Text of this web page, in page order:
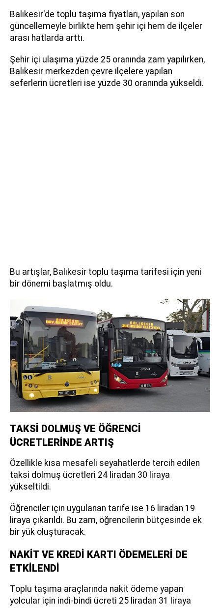
Balıkesir'de toplu taşıma fiyatları, yapılan son
güncellemeyle birlikte hem şehir içi hem de ilçeler
arası hatlarda arttı.
Şehir içi ulaşıma yüzde 25 oranında zam yapılırken,
Balıkesir merkezden çevre ilçelere yapılan
seferlerin ücretleri ise yüzde 30 oranında yükseldi.
Bu artışlar, Balıkesir toplu taşıma tarifesi için yeni
bir dönemi başlatmış oldu.
TAKSİ DOLMUŞ VE ÖĞRENCİ
ÜCRETLERİNDE ARTIŞ
Özellikle kısa mesafeli seyahatlerde tercih edilen
taksi dolmuş ücretleri 24 liradan 30 liraya
yükseltildi.
Öğrenciler için uygulanan tarife ise 16 liradan 19
liraya çıkarıldı. Bu zam, öğrencilerin bütçesinde ek
bir yük oluşturacak.
NAKİT VE KREDİ KARTI ÖDEMELERİ DE
ETKİLENDİ
Toplu taşıma araçlarında nakit ödeme yapan
yolcular için indi-bindi ücreti 25 liradan 31 liraya